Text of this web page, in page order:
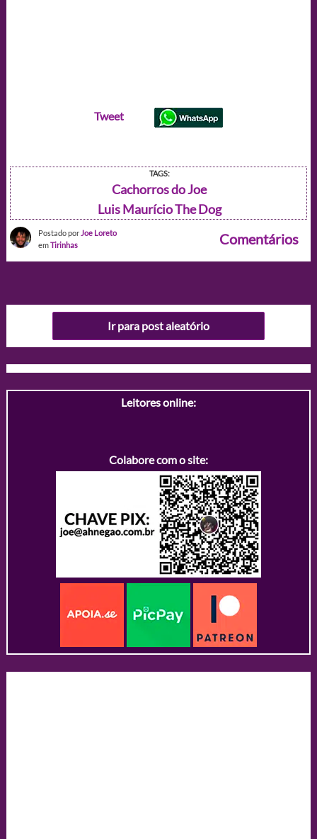
Tweet
TAGS:
Cachorros do Joe
Luis Maurício The Dog
Postado por Joe Loreto
emTirinhas Comentários
Ir para post aleatório
Leitores online:
Colabore com o site: